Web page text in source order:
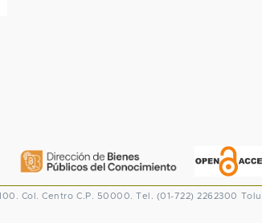
Col. Centro C.P. 50000. Tel. (01-722) 2262300